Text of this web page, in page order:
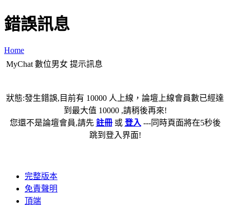
錯誤訊息
Home
MyChat 數位男女 提示訊息
狀態:發生錯誤,目前有 10000 人上線，論壇上線會員數已經達
到最大值 10000 ,請稍後再來!
您還不是論壇會員,請先 註冊或 登入 ---同時頁面將在5秒後
跳到登入界面!
完整版本
免責聲明
頂端